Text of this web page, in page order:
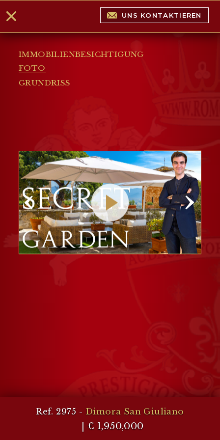
IMMOBILIENBESICHTIGUNG
FOTO
GRUNDRISS
UNS KONTAKTIEREN
Ref. 2975 - Dimora San Giuliano
| € 1,950,000